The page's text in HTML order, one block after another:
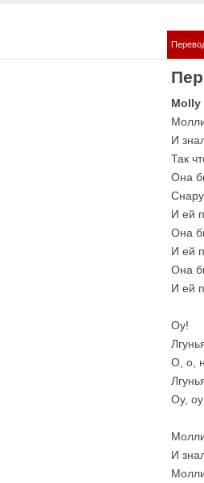
Molly
И
Так
Она
И ей
Она
И ей
Она
И ей
Оу!
О, о,
Оу,
И